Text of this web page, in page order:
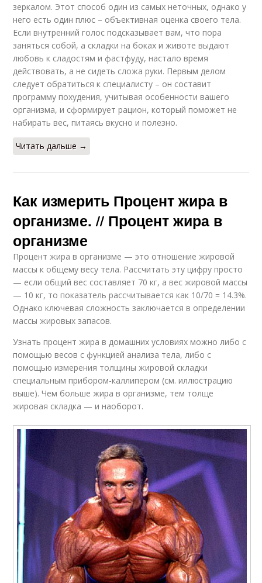
зеркалом. Этот способ один из самых неточных, однако у
него есть один плюс – объективная оценка своего тела.
Если внутренний голос подсказывает вам, что пора
заняться собой, а складки на боках и животе выдают
любовь к сладостям и фастфуду, настало время
действовать, а не сидеть сложа руки. Первым делом
следует обратиться к специалисту – он составит
программу похудения, учитывая особенности вашего
организма, и сформирует рацион, который поможет не
набирать вес, питаясь вкусно и полезно.
Читать дальше →
Как измерить Процент жира в
организме. // Процент жира в
организме
Процент жира в организме — это отношение жировой
массы к общему весу тела. Рассчитать эту цифру просто
— если общий вес составляет 70 кг, а вес жировой массы
— 10 кг, то показатель рассчитывается как 10/70 = 14.3%.
Однако ключевая сложность заключается в определении
массы жировых запасов.
Узнать процент жира в домашних условиях можно либо с
помощью весов с функцией анализа тела, либо с
помощью измерения толщины жировой складки
специальным прибором-каллипером (см. иллюстрацию
выше). Чем больше жира в организме, тем толще
жировая складка — и наоборот.